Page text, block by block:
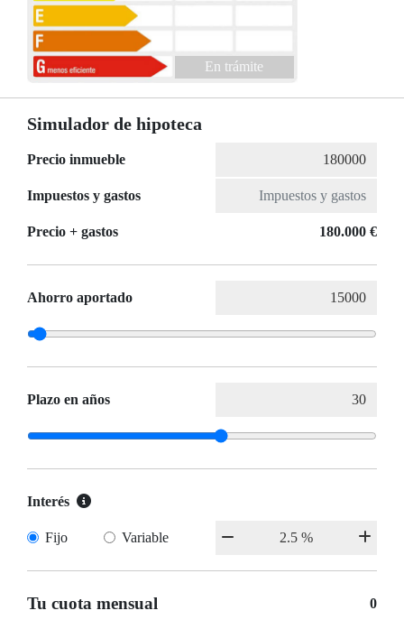
En trámite
Simulador de hipoteca
Precio inmueble
Impuestos y gastos
Precio + gastos 180.000 €
Ahorro aportado
Plazo en años
Interés
Fijo Variable
Tu cuota mensual 0